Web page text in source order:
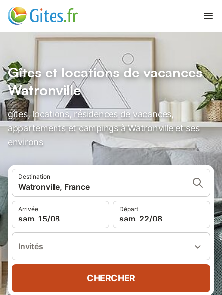
Gîtes et locations de vacances
Watronville
gîtes, locations, résidences de vacances,
appartements et campings à Watronville et ses
environs
Destination
Watronville, France
Arrivée
sam. 15/08
Départ
sam. 22/08
Invités
CHERCHER